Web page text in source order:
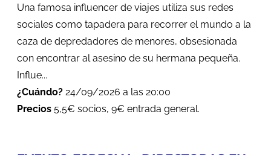
Una famosa influencer de viajes utiliza sus redes
sociales como tapadera para recorrer el mundo a la
caza de depredadores de menores, obsesionada
con encontrar al asesino de su hermana pequeña.
Influe...
¿Cuándo? 24/09/2026 a las 20:00
Precios 5,5€ socios, 9€ entrada general.